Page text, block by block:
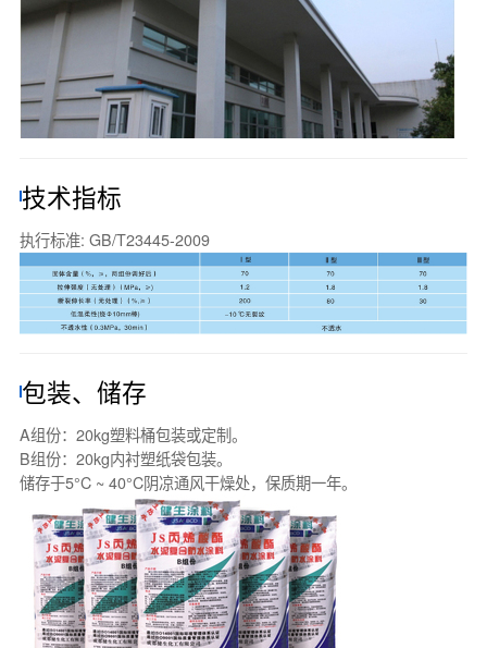
技术指标
执行标准: GB/T23445-2009
包装、储存
A组份：20kg塑料桶包装或定制。
B组份：20kg内衬塑纸袋包装。
储存于5°C ~ 40°C阴凉通风干燥处，保质期一年。